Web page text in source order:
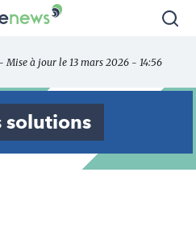
à jour le 13 mars 2026 - 14:56
solutions